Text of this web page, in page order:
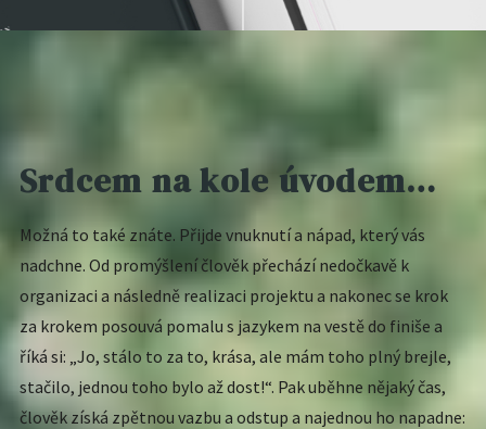
Srdcem na kole úvodem…
Možná to také znáte. Přijde vnuknutí a nápad, který vás
nadchne. Od promýšlení člověk přechází nedočkavě k
organizaci a následně realizaci projektu a nakonec se krok
za krokem posouvá pomalu s jazykem na vestě do finiše a
říká si: „Jo, stálo to za to, krása, ale mám toho plný brejle,
stačilo, jednou toho bylo až dost!“. Pak uběhne nějaký čas,
člověk získá zpětnou vazbu a odstup a najednou ho napadne: